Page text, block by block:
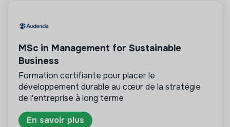
💡 Produits ou services responsables
La mission de cette entreprise est de concevoir
des produits ou proposer des services éco-
responsables alignés avec les besoins de la
transformation écologique et solidaire.
MSc in Management for Sustainable
Business
Formation certifiante pour placer le
développement durable au cœur de la stratégie
de l'entreprise à long terme
En savoir plus